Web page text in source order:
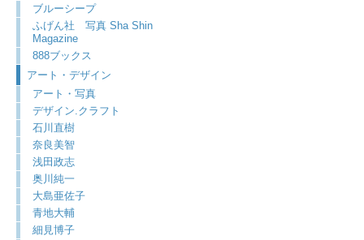
ブルーシープ
ふげん社 写真 Sha Shin
Magazine
888ブックス
アート・デザイン
アート・写真
デザイン.クラフト
石川直樹
奈良美智
浅田政志
奥川純一
大島亜佐子
青地大輔
細見博子